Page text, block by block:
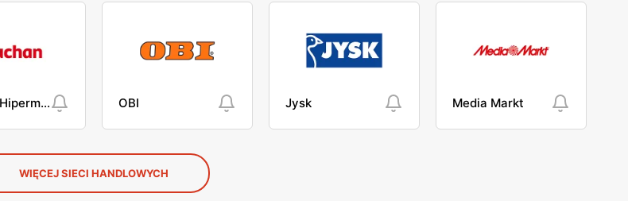
Auchan Hipermarket OBI Jysk Media Markt
WIĘCEJ SIECI HANDLOWYCH